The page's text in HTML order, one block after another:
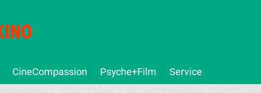
CineCompassion Psyche+Film Service